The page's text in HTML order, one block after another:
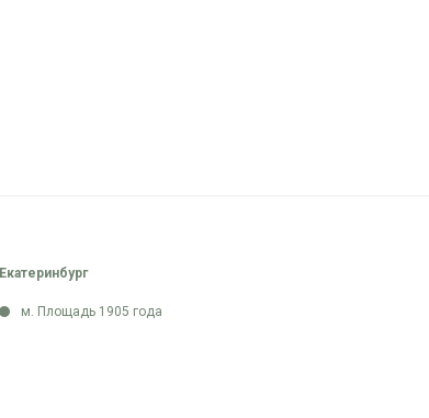
Екатеринбург
м. Площадь 1905 года